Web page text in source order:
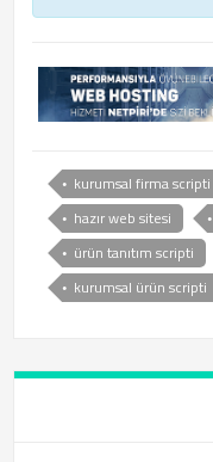
kurumsal firma scripti
hazır web sitesi
ürün tanıtım scripti
kurumsal ürün scripti